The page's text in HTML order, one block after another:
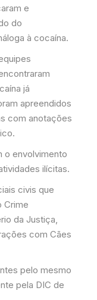
e
do
à cocaína.
já
apreendidos
com anotações
o envolvimento
ilícitas.
civis que
Crime
da Justiça,
com Cães
pelo mesmo
pela DIC de